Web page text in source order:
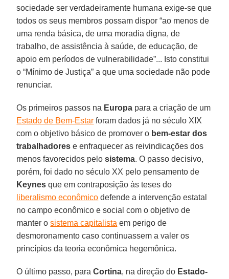
sociedade ser verdadeiramente humana exige-se que
todos os seus membros possam dispor “ao menos de
uma renda básica, de uma moradia digna, de
trabalho, de assistência à saúde, de educação, de
apoio em períodos de vulnerabilidade”... Isto constitui
o “Mínimo de Justiça” a que uma sociedade não pode
renunciar.
Os primeiros passos na Europa para a criação de um
Estado de Bem-Estar foram dados já no século XIX
com o objetivo básico de promover o bem-estar dos
trabalhadores e enfraquecer as reivindicações dos
menos favorecidos pelosistema. O passo decisivo,
porém, foi dado no século XX pelo pensamento de
Keynes que em contraposição às teses do
liberalismo econômico defende a intervenção estatal
no campo econômico e social com o objetivo de
manter osistema capitalista em perigo de
desmoronamento caso continuassem a valer os
princípios da teoria econômica hegemônica.
O último passo, paraCortina, na direção do Estado-